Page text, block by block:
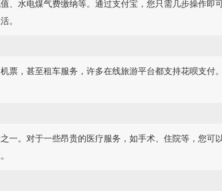
、水电煤气费缴纳等。通过支付宝，您只需几步操作即
。
票，甚至租车服务，许多在线旅游平台都支持花呗支付
一。对于一些昂贵的医疗服务，如手术、住院等，您可